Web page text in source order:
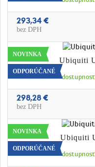
293,34 €
bez DPH
NOVINKA
ODPORÚČANÉ
Ubiquiti
298,28 €
bez DPH
NOVINKA
ODPORÚČANÉ
Ubiquiti